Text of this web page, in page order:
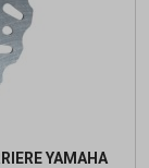
YAMAHA